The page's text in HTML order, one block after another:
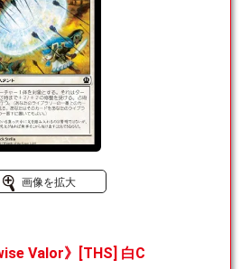
画像を拡大
Valor》[THS] 白C